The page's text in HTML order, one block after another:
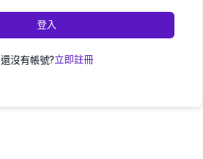
登入
還沒有帳號?立即註冊